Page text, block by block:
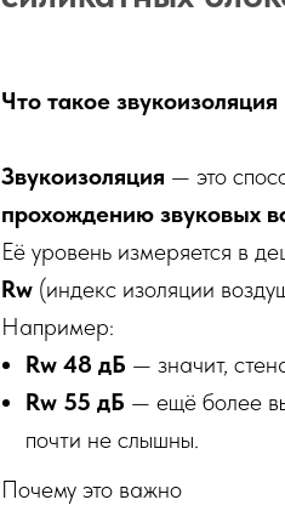
Что такое
Звукоизоляция — это
прохождению звуковых
Её уровень измеряется в
Rw (индекс изоляции
Например:
Rw 48 дБ — значит,
Rw 55 дБ — ещё более
почти не слышны.
Почему это важно